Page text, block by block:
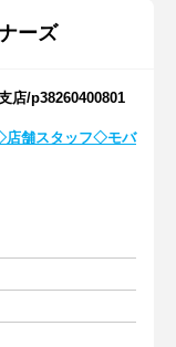
ーズ
店/p38260400801
店舗スタッフ◇モバ